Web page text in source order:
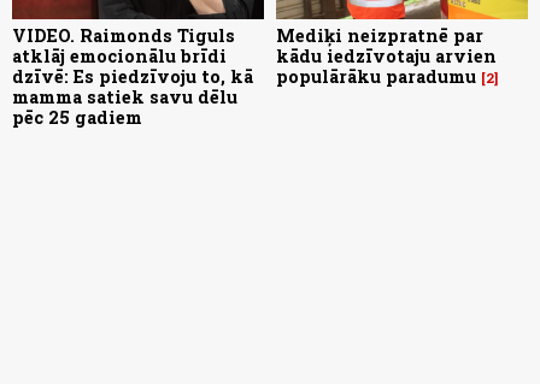
VIDEO. Raimonds Tiguls
atklāj emocionālu brīdi
dzīvē: Es piedzīvoju to, kā
mamma satiek savu dēlu
pēc 25 gadiem
Mediķi neizpratnē par
kādu iedzīvotaju arvien
populārāku paradumu 2